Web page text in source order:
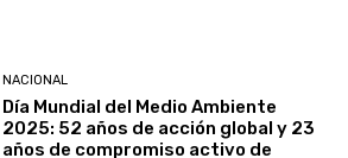
NACIONAL
Día Mundial del Medio Ambiente
2025: 52 años de acción global y 23
años de compromiso activo de